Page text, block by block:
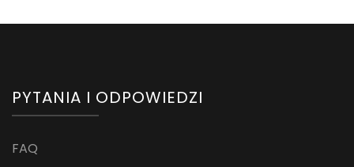
PYTANIA I ODPOWIEDZI
FAQ